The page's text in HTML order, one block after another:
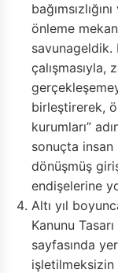
önleme
savunageldik.
çalışmasıyla,
birleştirerek,
kurumları”
sonuçta insan
dönüşmüş
endişelerine
Altı yıl
Kanunu Tasarı
sayfasında
işletilmeksizin